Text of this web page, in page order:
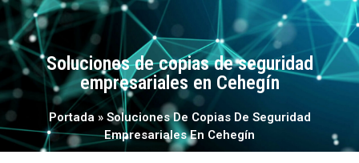
Soluciones de copias de seguridad
empresariales en Cehegín
Portada» Soluciones De Copias De Seguridad
Empresariales En Cehegín